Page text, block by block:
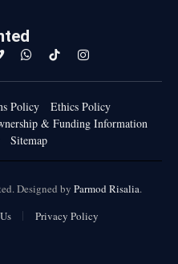
WhatsAppTikTokInstagram
Policy
Ethics Policy
& Funding Information
Sitemap
Designed by Parmod Risalia.
Privacy Policy